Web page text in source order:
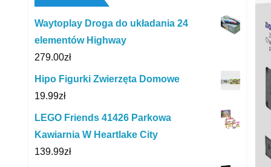
Waytoplay Droga do układania 24
elementów Highway
279.00zł
Hipo Figurki Zwierzęta Domowe
19.99zł
LEGO Friends 41426 Parkowa
Kawiarnia W Heartlake City
139.99zł